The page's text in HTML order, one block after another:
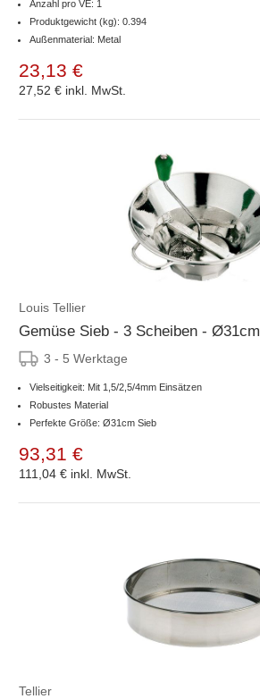
Anzahl pro VE: 1
Produktgewicht (kg): 0.394
Außenmaterial: Metal
23,13 €
27,52 € inkl. MwSt.
Louis Tellier
Gemüse Sieb - 3 Scheiben - Ø31cm
3 - 5 Werktage
Vielseitigkeit: Mit 1,5/2,5/4mm Einsätzen
Robustes Material
Perfekte Größe: Ø31cm Sieb
93,31 €
111,04 € inkl. MwSt.
Tellier